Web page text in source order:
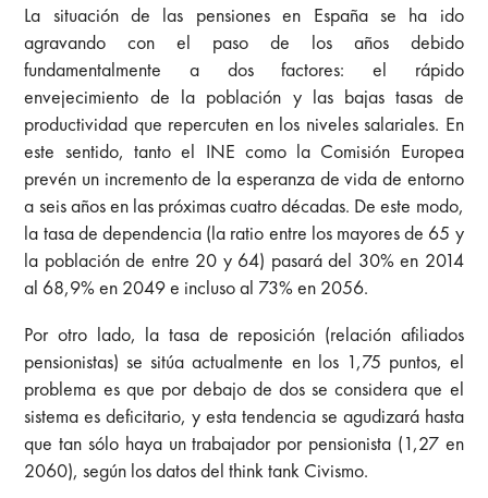
La situación de las pensiones en España se ha ido
agravando con el paso de los años debido
fundamentalmente a dos factores: el rápido
envejecimiento de la población y las bajas tasas de
productividad que repercuten en los niveles salariales. En
este sentido, tanto el INE como la Comisión Europea
prevén un incremento de la esperanza de vida de entorno
a seis años en las próximas cuatro décadas. De este modo,
la tasa de dependencia (la ratio entre los mayores de 65 y
la población de entre 20 y 64) pasará del 30% en 2014
al 68,9% en 2049 e incluso al 73% en 2056.
Por otro lado, la tasa de reposición (relación afiliados
pensionistas) se sitúa actualmente en los 1,75 puntos, el
problema es que por debajo de dos se considera que el
sistema es deficitario, y esta tendencia se agudizará hasta
que tan sólo haya un trabajador por pensionista (1,27 en
2060), según los datos del think tank Civismo.